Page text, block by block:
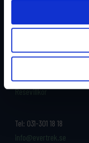
Tel: 031-301 18 18
info@evertrek.se
Restyper
Om oss
Resevillkor